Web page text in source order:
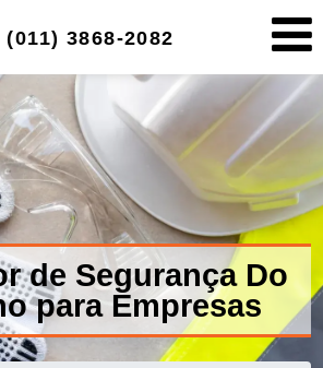
(011) 3868-2082
de Segurança Do
para Empresas